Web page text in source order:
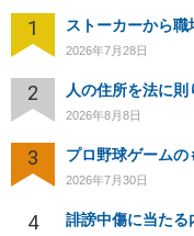
1 ストーカーから職
2026年7月28日
2 人の住所を法に
2026年8月8日
3 プロ野球ゲームの
2026年7月30日
4